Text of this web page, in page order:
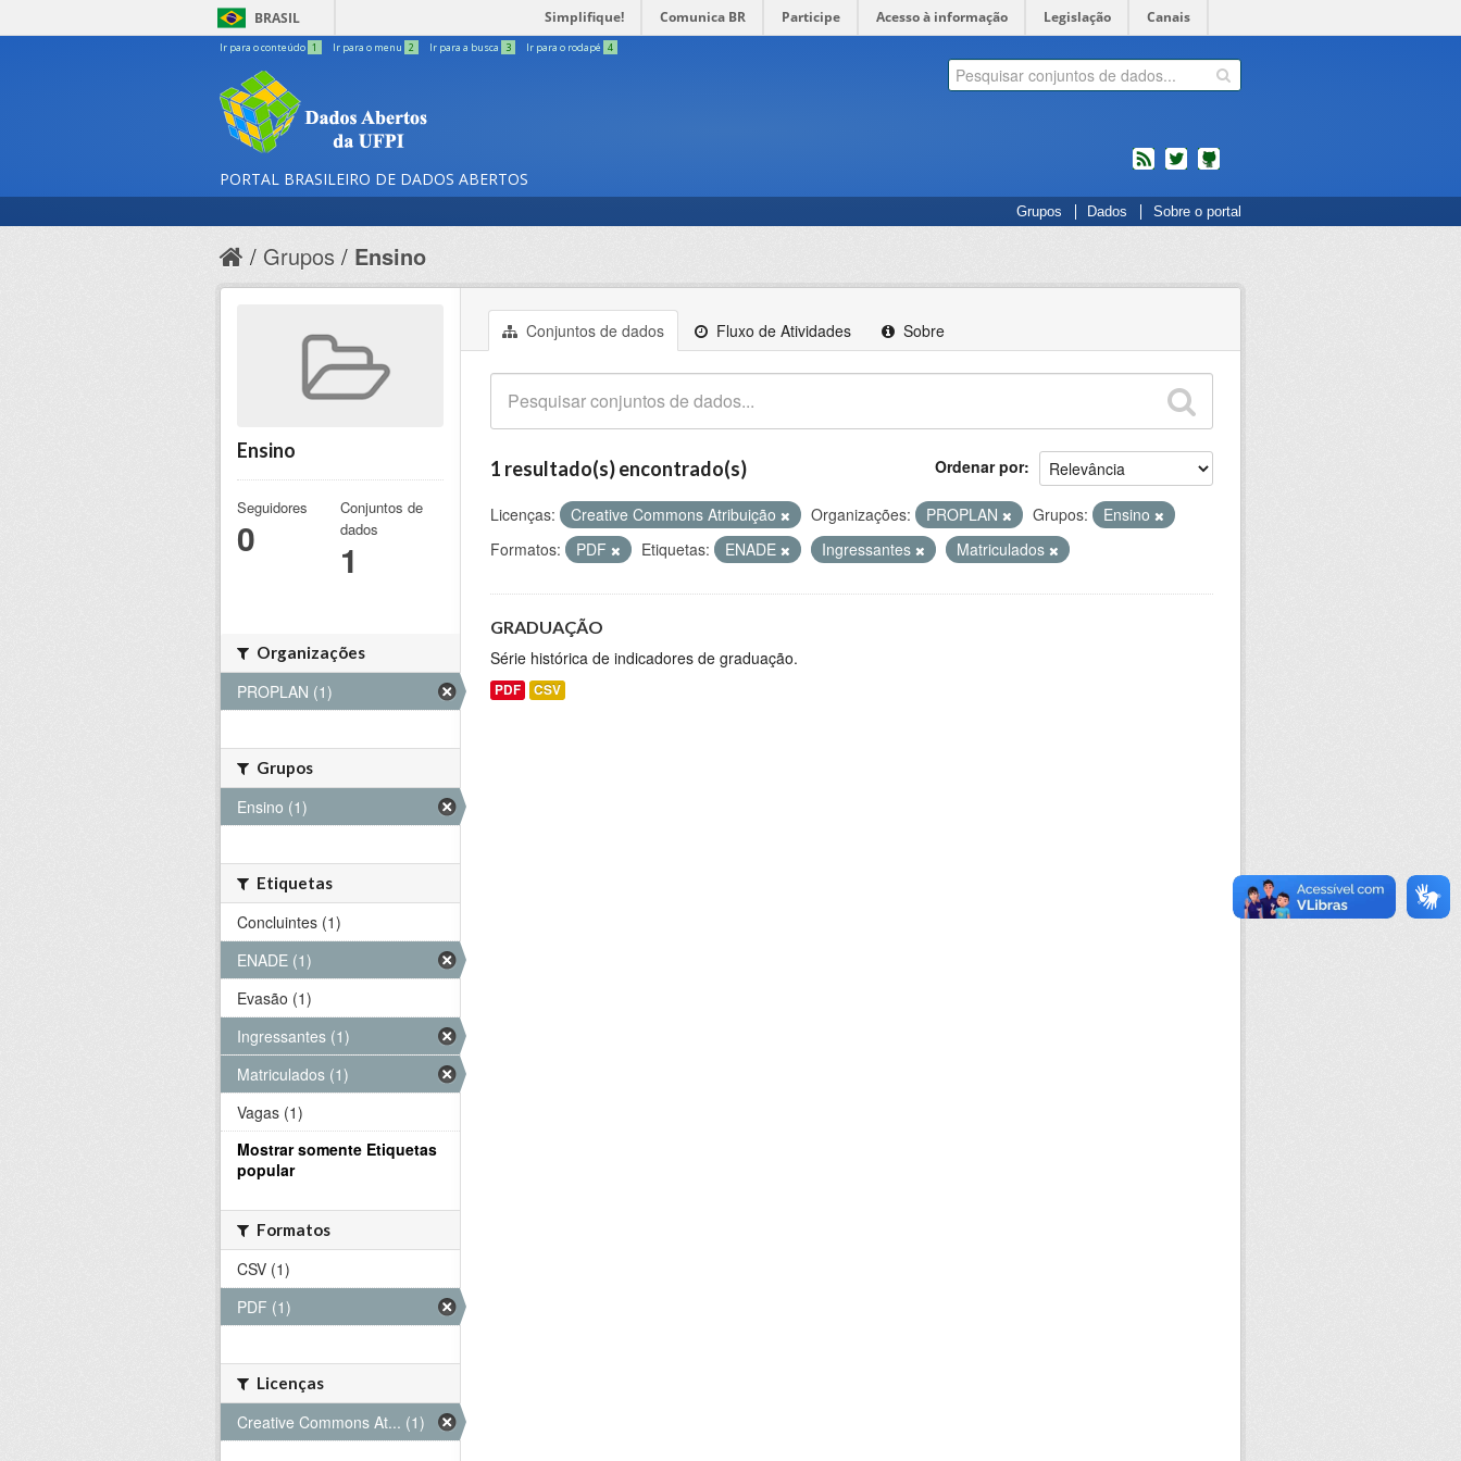
BRASIL Simplifique! Comunica BR Participe Acesso à informação Legislação Canais
Ir para o conteúdo 1 Ir para o menu 2 Ir para a busca 3 Ir para o rodapé 4
PORTAL BRASILEIRO DE DADOS ABERTOS
feed twitterCódigos
fonte
do
Github
Grupos Dados Sobre o portal
Grupos Ensino
Conjuntos de dados Fluxo de Atividades Sobre
Ordenar por
1 resultado(s) encontrado(s)
Licenças: Creative Commons Atribuição Organizações: PROPLAN Grupos:
Ensino
Formatos:
PDF Etiquetas: ENADE Ingressantes Matriculados
GRADUAÇÃO
Série histórica de indicadores de graduação.
PDF CSV
Ensino
Seguidores
0
Conjuntos de
dados
1
Organizações
PROPLAN (1)
Grupos
Ensino (1)
Etiquetas
Concluintes (1)
ENADE (1)
Evasão (1)
Ingressantes (1)
Matriculados (1)
Vagas (1)
Mostrar somente Etiquetas
popular
Formatos
CSV (1)
PDF (1)
Licenças
Creative Commons At... (1)